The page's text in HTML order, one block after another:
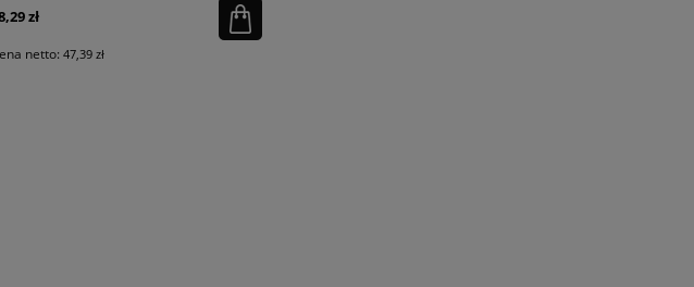
zł
netto: 47,39 zł